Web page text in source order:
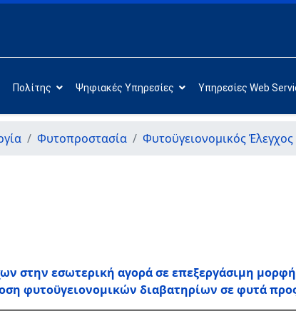
Πολίτης Ψηφιακές Υπηρεσίες Υπηρεσίες Web
Φυτοπροστασία Φυτοϋγειονομικός Έλεγχος
στην εσωτερική αγορά σε επεξεργάσιμη μορφή
φυτοϋγειονομικών διαβατηρίων σε φυτά